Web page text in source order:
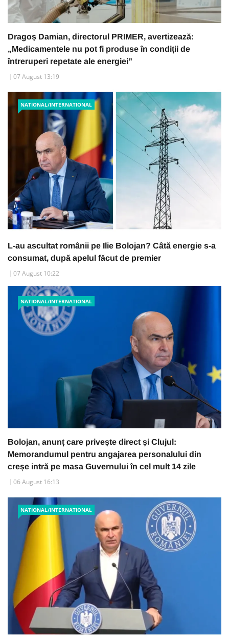
Dragoș Damian, directorul PRIMER, avertizează:
„Medicamentele nu pot fi produse în condiții de
întreruperi repetate ale energiei”
07 August 13:19
NATIONAL/INTERNATIONAL
L-au ascultat românii pe Ilie Bolojan? Câtă energie s-a
consumat, după apelul făcut de premier
07 August 10:22
NATIONAL/INTERNATIONAL
Bolojan, anunț care privește direct și Clujul:
Memorandumul pentru angajarea personalului din
creșe intră pe masa Guvernului în cel mult 14 zile
06 August 16:13
NATIONAL/INTERNATIONAL